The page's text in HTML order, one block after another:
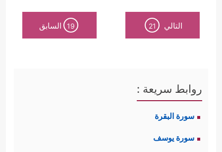
التالي 21
19 السابق
روابط سريعة :
سورة البقرة
سورة يوسف